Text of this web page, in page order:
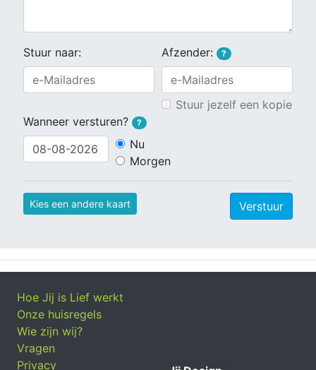
Stuur naar: Afzender: ?
Stuur jezelf een kopie
Wanneer versturen?
?
Nu
Morgen
Kies een andere kaart Verstuur
Hoe Jij is Lief werkt
Onze huisregels
Wie zijn wij?
Vragen
Privacy